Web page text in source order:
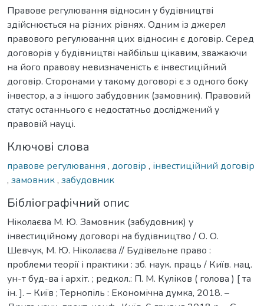
Правове регулювання відносин у будівництві
здійснюється на різних рівнях. Одним із джерел
правового регулювання цих відносин є договір. Серед
договорів у будівництві найбільш цікавим, зважаючи
на його правову невизначеність є інвестиційний
договір. Сторонами у такому договорі є з одного боку
інвестор, а з іншого забудовник (замовник). Правовий
статус останнього є недостатньо досліджений у
правовій науці.
Ключові слова
правове регулювання , договір , інвестиційний договір
, замовник, забудовник
Бібліографічний опис
Ніколаєва М. Ю. Замовник (забудовник) у
інвестиційному договорі на будівництво / О. О.
Шевчук, М. Ю. Ніколаєва // Будівельне право :
проблеми теорії і практики : зб. наук. праць / Київ. нац.
ун-т буд-ва і архіт. ; редкол.: П. М. Куліков ( голова ) [ та
ін. ]. – Київ ; Тернопіль : Економічна думка, 2018. –